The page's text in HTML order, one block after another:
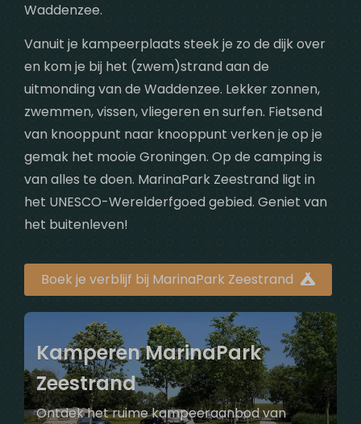
Waddenzee.
Vanuit je kampeerplaats steek je zo de dijk over
en kom je bij het (zwem)strand aan de
uitmonding van de Waddenzee. Lekker zonnen,
zwemmen, vissen, vliegeren en surfen. Fietsend
van knooppunt naar knooppunt verken je op je
gemak het mooie Groningen. Op de camping is
van alles te doen. MarinaPark Zeestrand ligt in
het UNESCO-Werelderfgoed gebied. Geniet van
het buitenleven!
Boek je verblijf bij MarinaPark Zeestrand
Kamperen MarinaPark
Zeestrand
Ontdek het ruime kampeeraanbod van